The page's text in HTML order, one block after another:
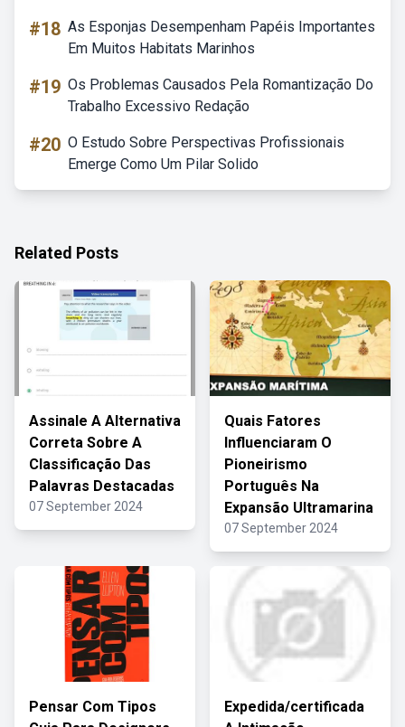
#18 As Esponjas Desempenham Papéis Importantes
Em Muitos Habitats Marinhos
#19 Os Problemas Causados Pela Romantização Do
Trabalho Excessivo Redação
#20 O Estudo Sobre Perspectivas Profissionais
Emerge Como Um Pilar Solido
Related Posts
Assinale A Alternativa
Correta Sobre A
Classificação Das
Palavras Destacadas
07 September 2024
Quais Fatores
Influenciaram O
Pioneirismo
Português Na
Expansão Ultramarina
07 September 2024
Pensar Com Tipos
Expedida/certificada